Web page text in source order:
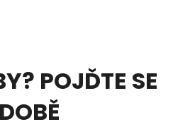
POJĎTE SE